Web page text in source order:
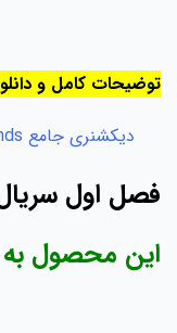
توضیحات کامل و
دیکشنری جامع Friends
فصل اول
این محصول